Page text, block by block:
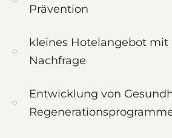
Prävention
kleines Hotelangebot mit
Nachfrage
Entwicklung von